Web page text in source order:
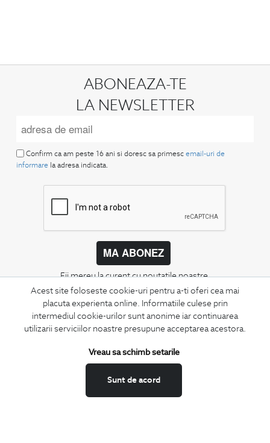
Acest site foloseste cookie-uri pentru a-ti oferi cea mai
placuta experienta online. Informatiile culese prin
intermediul cookie-urilor sunt anonime iar continuarea
utilizarii serviciilor noastre presupune acceptarea acestora.
Sunt de acord
Vreau sa schimb setarile
ABONEAZA-TE
LA NEWSLETTER
Confirm ca am peste 16 ani si doresc sa primesc email-uri de
informare la adresa indicata.
MA ABONEZ
Fii mereu la curent cu noutatile noastre,
oferte speciale si trenduri in moda masculina.
CONCIERGE
Termeni si conditii
Schimburi si retur
Securitatea datelor
Feedback site
ANPC